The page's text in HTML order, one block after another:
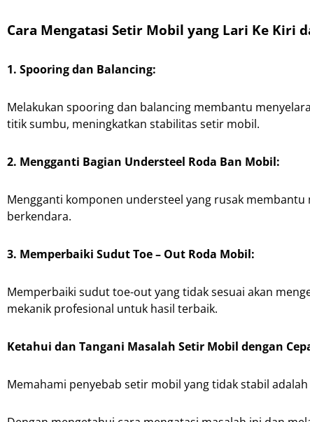
Cara Mengatasi Setir Mobil yang Lari Ke Kiri
1. Spooring dan Balancing:
Melakukan spooring dan balancing membantu
titik sumbu, meningkatkan stabilitas setir mobil.
2. Mengganti Bagian Understeel Roda Ban Mobil:
Mengganti komponen understeel yang rusak
berkendara.
3. Memperbaiki Sudut Toe – Out Roda Mobil:
Memperbaiki sudut toe-out yang tidak sesuai akan
mekanik profesional untuk hasil terbaik.
Ketahui dan Tangani Masalah Setir Mobil dengan
Memahami penyebab setir mobil yang tidak stabil